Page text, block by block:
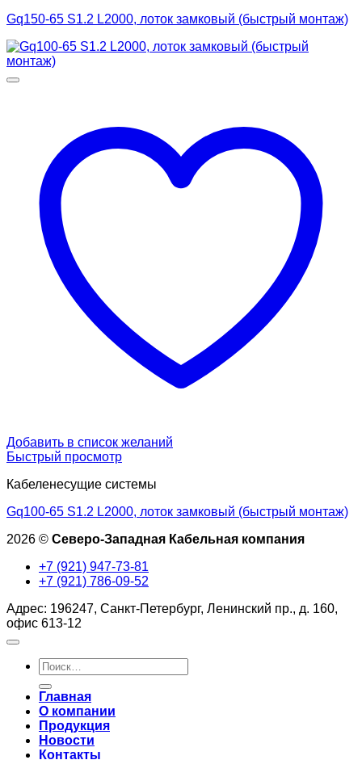
Gq150-65 S1.2 L2000, лоток замковый (быстрый монтаж)
Добавить в список желаний
Быстрый просмотр
Кабеленесущие системы
Gq100-65 S1.2 L2000, лоток замковый (быстрый монтаж)
2026 © Северо-Западная Кабельная компания
+7 (921) 947-73-81
+7 (921) 786-09-52
Адрес: 196247, Санкт-Петербург, Ленинский пр., д. 160,
офис 613-12
Искать:
Главная
О компании
Продукция
Новости
Контакты